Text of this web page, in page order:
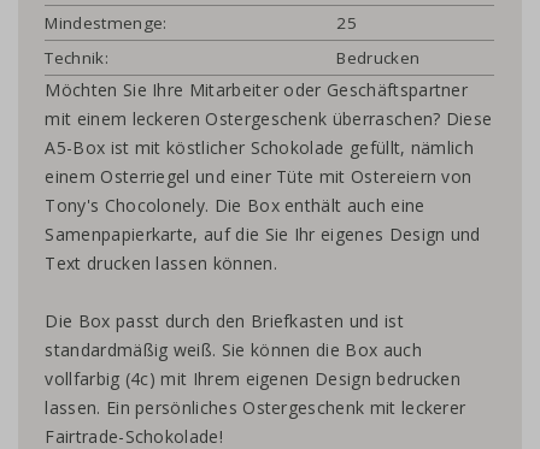
Mindestmenge:
25
Technik:
Bedrucken
Möchten Sie Ihre Mitarbeiter oder Geschäftspartner
mit einem leckeren Ostergeschenk überraschen? Diese
A5-Box ist mit köstlicher Schokolade gefüllt, nämlich
einem Osterriegel und einer Tüte mit Ostereiern von
Tony's Chocolonely. Die Box enthält auch eine
Samenpapierkarte, auf die Sie Ihr eigenes Design und
Text drucken lassen können.
Die Box passt durch den Briefkasten und ist
standardmäßig weiß. Sie können die Box auch
vollfarbig (4c) mit Ihrem eigenen Design bedrucken
lassen. Ein persönliches Ostergeschenk mit leckerer
Fairtrade-Schokolade!